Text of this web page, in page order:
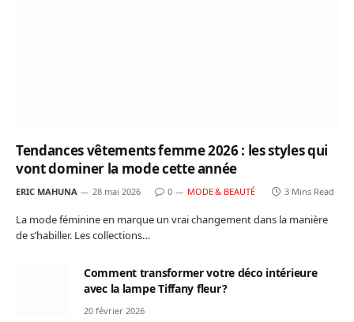
Tendances vêtements femme 2026 : les styles qui
vont dominer la mode cette année
ERIC MAHUNA 28 mai 2026 0 MODE & BEAUTÉ 3 Mins Read
La mode féminine en marque un vrai changement dans la manière
de s’habiller. Les collections…
Comment transformer votre déco intérieure
avec la lampe Tiffany fleur ?
20 février 2026